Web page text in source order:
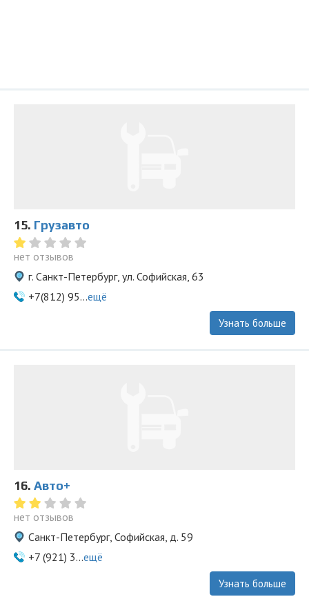
15. Грузавто
нет отзывов
г. Санкт-Петербург, ул. Софийская, 63
+7(812) 95...ещё
Узнать больше
16. Авто+
нет отзывов
Санкт-Петербург, Софийская, д. 59
+7 (921) 3...ещё
Узнать больше